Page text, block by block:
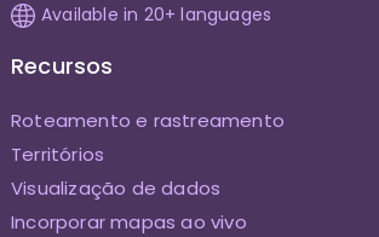
Available in 20+ languages
Recursos
Roteamento e rastreamento
Territórios
Visualização de dados
Incorporar mapas ao vivo